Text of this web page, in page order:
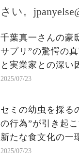
さい。
千葉真一さんの豪
サプリ”の驚愕の
と実業家との深い
2025/07/23
セミの幼虫を採る
の行為”が引き起
新たな食文化の一
2025/07/23